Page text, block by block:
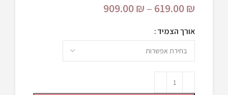
619.00₪
–
909.00₪
אורך הצמיד